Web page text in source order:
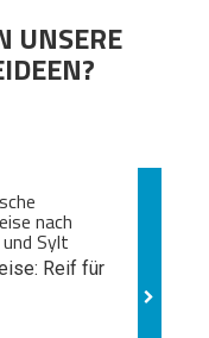
UNSERE
nach
Sylt
Reif für